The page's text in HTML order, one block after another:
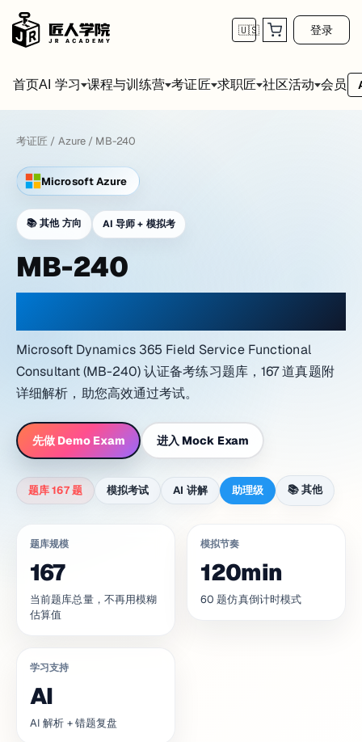
🇺🇸 登录
首页AI 学习 课程与训练营 考证匠 求职匠 社区活动 会员
考证匠 / Azure / MB-240
Microsoft Azure
📚 其他 方向 AI 导师 + 模拟考
MB-240
Microsoft Dynamics 365 Field Service Functional
Consultant (MB-240) 认证备考练习题库，167 道真题附
详细解析，助您高效通过考试。
先做 Demo Exam 进入 Mock Exam
题库 167 题 模拟考试 AI 讲解 助理级 📚其他
题库规模
167
当前题库总量，不再用模糊
估算值
模拟节奏
120min
60 题仿真倒计时模式
学习支持
AI
AI 解析 + 错题复盘